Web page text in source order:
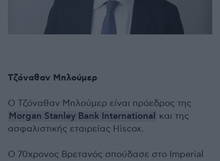
Τζόναθαν Μπλούμερ
Ο Τζόναθαν Μπλούμερ είναι πρόεδρος της
Morgan Stanley Bank International και της
ασφαλιστικής εταιρείας Hiscox.
Ο 70χρονος Βρετανός σπούδασε στο Imperial